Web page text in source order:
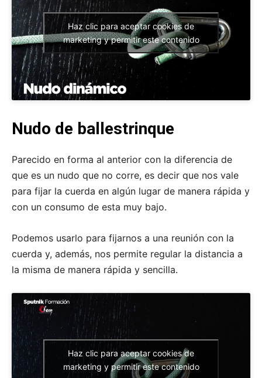
Haz clic para aceptar cookies de
marketing y permitir este contenido
Nudo de ballestrinque
Parecido en forma al anterior con la diferencia de
que es un nudo que no corre, es decir que nos vale
para fijar la cuerda en algún lugar de manera rápida y
con un consumo de esta muy bajo.
Podemos usarlo para fijarnos a una reunión con la
cuerda y, además, nos permite regular la distancia a
la misma de manera rápida y sencilla.
Haz clic para aceptar cookies de
marketing y permitir este contenido